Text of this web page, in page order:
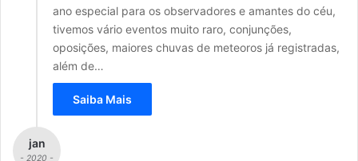
ano especial para os observadores e amantes do céu,
tivemos vário eventos muito raro, conjunções,
oposições, maiores chuvas de meteoros já registradas,
além de…
Saiba Mais
jan
- 2020 -